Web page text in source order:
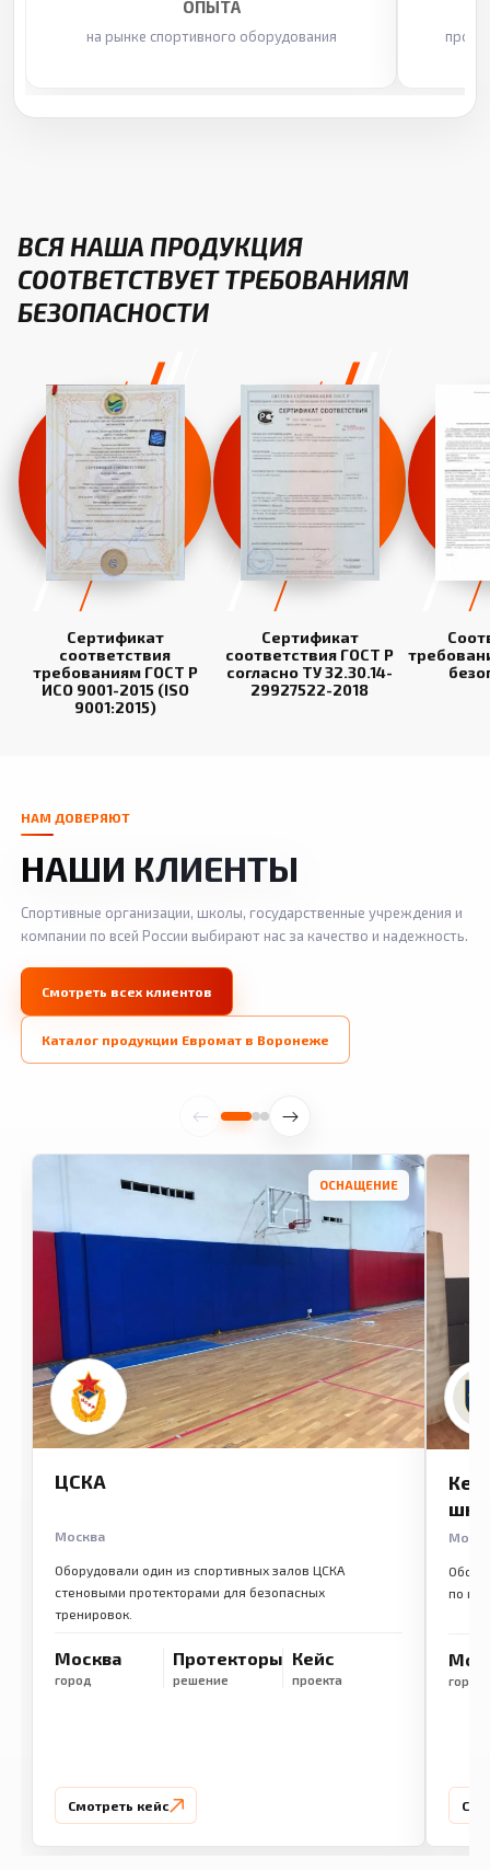
ОПЫТА
на рынке спортивного оборудования
ВСЯ НАША ПРОДУКЦИЯ
СООТВЕТСТВУЕТ ТРЕБОВАНИЯМ
БЕЗОПАСНОСТИ
Сертификат
соответствия
требованиям ГОСТ Р
ИСО 9001-2015 (ISO
9001:2015)
Сертификат
соответствия ГОСТ Р
согласно ТУ 32.30.14-
29927522-2018
НАМ ДОВЕРЯЮТ
НАШИ КЛИЕНТЫ
Спортивные организации, школы, государственные учреждения и
компании по всей России выбирают нас за качество и надежность.
Смотреть всех клиентов
Каталог продукции Евромат в Воронеже
ОСНАЩЕНИЕ
ЦСКА
Москва
Оборудовали один из спортивных залов ЦСКА
стеновыми протекторами для безопасных
тренировок.
Москва
город
Протекторы
решение
Кейс
проекта
Смотреть кейс
по
город